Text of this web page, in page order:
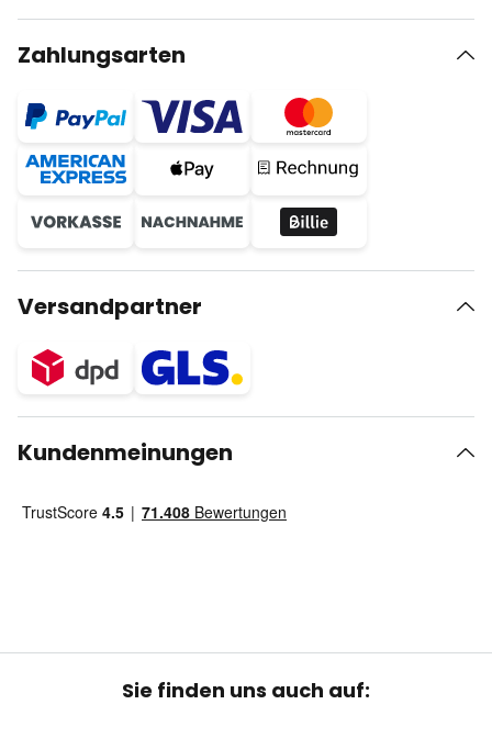
Zahlungsarten
Versandpartner
Kundenmeinungen
Sie finden uns auch auf: